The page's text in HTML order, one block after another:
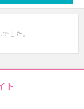
した。
ト